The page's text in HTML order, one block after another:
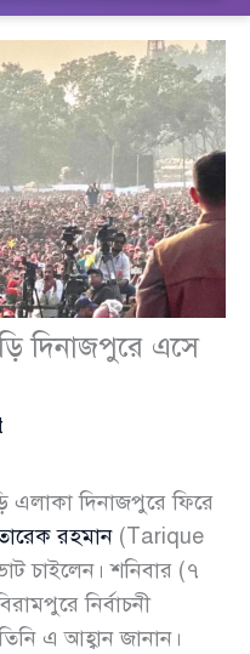
দিনাজপুরে এসে
এলাকা দিনাজপুরে ফিরে
রহমান (Tarique
চাইলেন। শনিবার (৭
নির্বাচনী
এ আহ্বান জানান।